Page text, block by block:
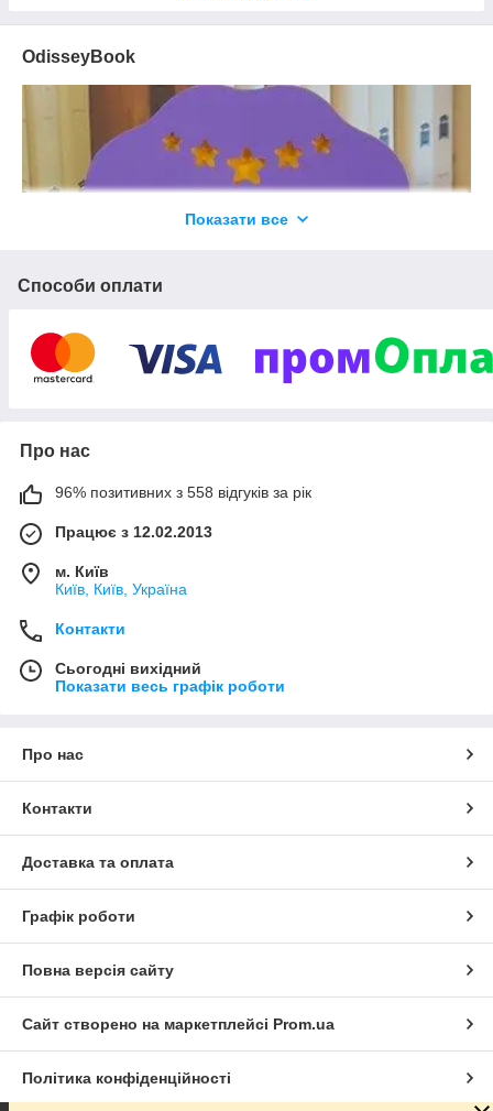
OdisseyBook
Показати все
Способи оплати
Про нас
96% позитивних з 558 відгуків за рік
Працює з 12.02.2013
м. Київ
Київ, Київ, Україна
Контакти
Сьогодні вихідний
Показати весь графік роботи
Про нас
Контакти
Доставка та оплата
Графік роботи
Повна версія сайту
Сайт створено на маркетплейсі Prom.ua
Політика конфіденційності